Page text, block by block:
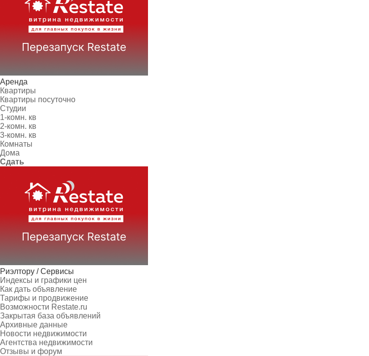
Аренда
Квартиры
Квартиры посуточно
Студии
1-комн. кв
2-комн. кв
3-комн. кв
Комнаты
Дома
Сдать
Риэлтору / Сервисы
Индексы и графики цен
Как дать объявление
Тарифы и продвижение
Возможности Restate.ru
Закрытая база объявлений
Архивные данные
Новости недвижимости
Агентства недвижимости
Отзывы и форум